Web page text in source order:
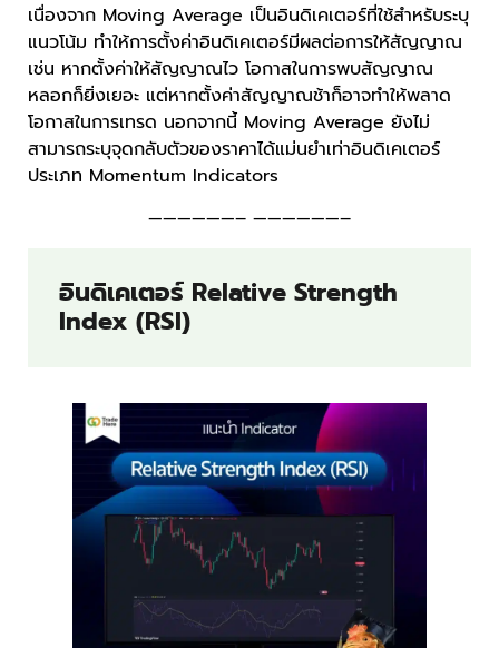
เนื่องจาก Moving Average เป็นอินดิเคเตอร์ที่ใช้สำหรับระบุ
แนวโน้ม ทำให้การตั้งค่าอินดิเคเตอร์มีผลต่อการให้สัญญาณ
เช่น หากตั้งค่าให้สัญญาณไว โอกาสในการพบสัญญาณ
หลอกก็ยิ่งเยอะ แต่หากตั้งค่าสัญญาณช้าก็อาจทำให้พลาด
โอกาสในการเทรด นอกจากนี้ Moving Average ยังไม่
สามารถระบุจุดกลับตัวของราคาได้แม่นยำเท่าอินดิเคเตอร์
ประเภท Momentum Indicators
——————– ——————–
อินดิเคเตอร์ Relative Strength
Index (RSI)